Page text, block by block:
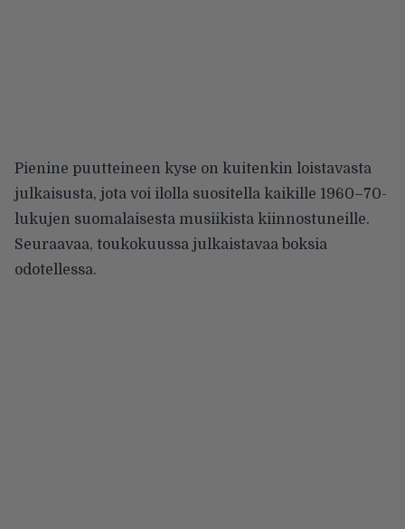
Pienine puutteineen kyse on kuitenkin loistavasta
julkaisusta, jota voi ilolla suositella kaikille 1960–70-
lukujen suomalaisesta musiikista kiinnostuneille.
Seuraavaa, toukokuussa julkaistavaa boksia
odotellessa.